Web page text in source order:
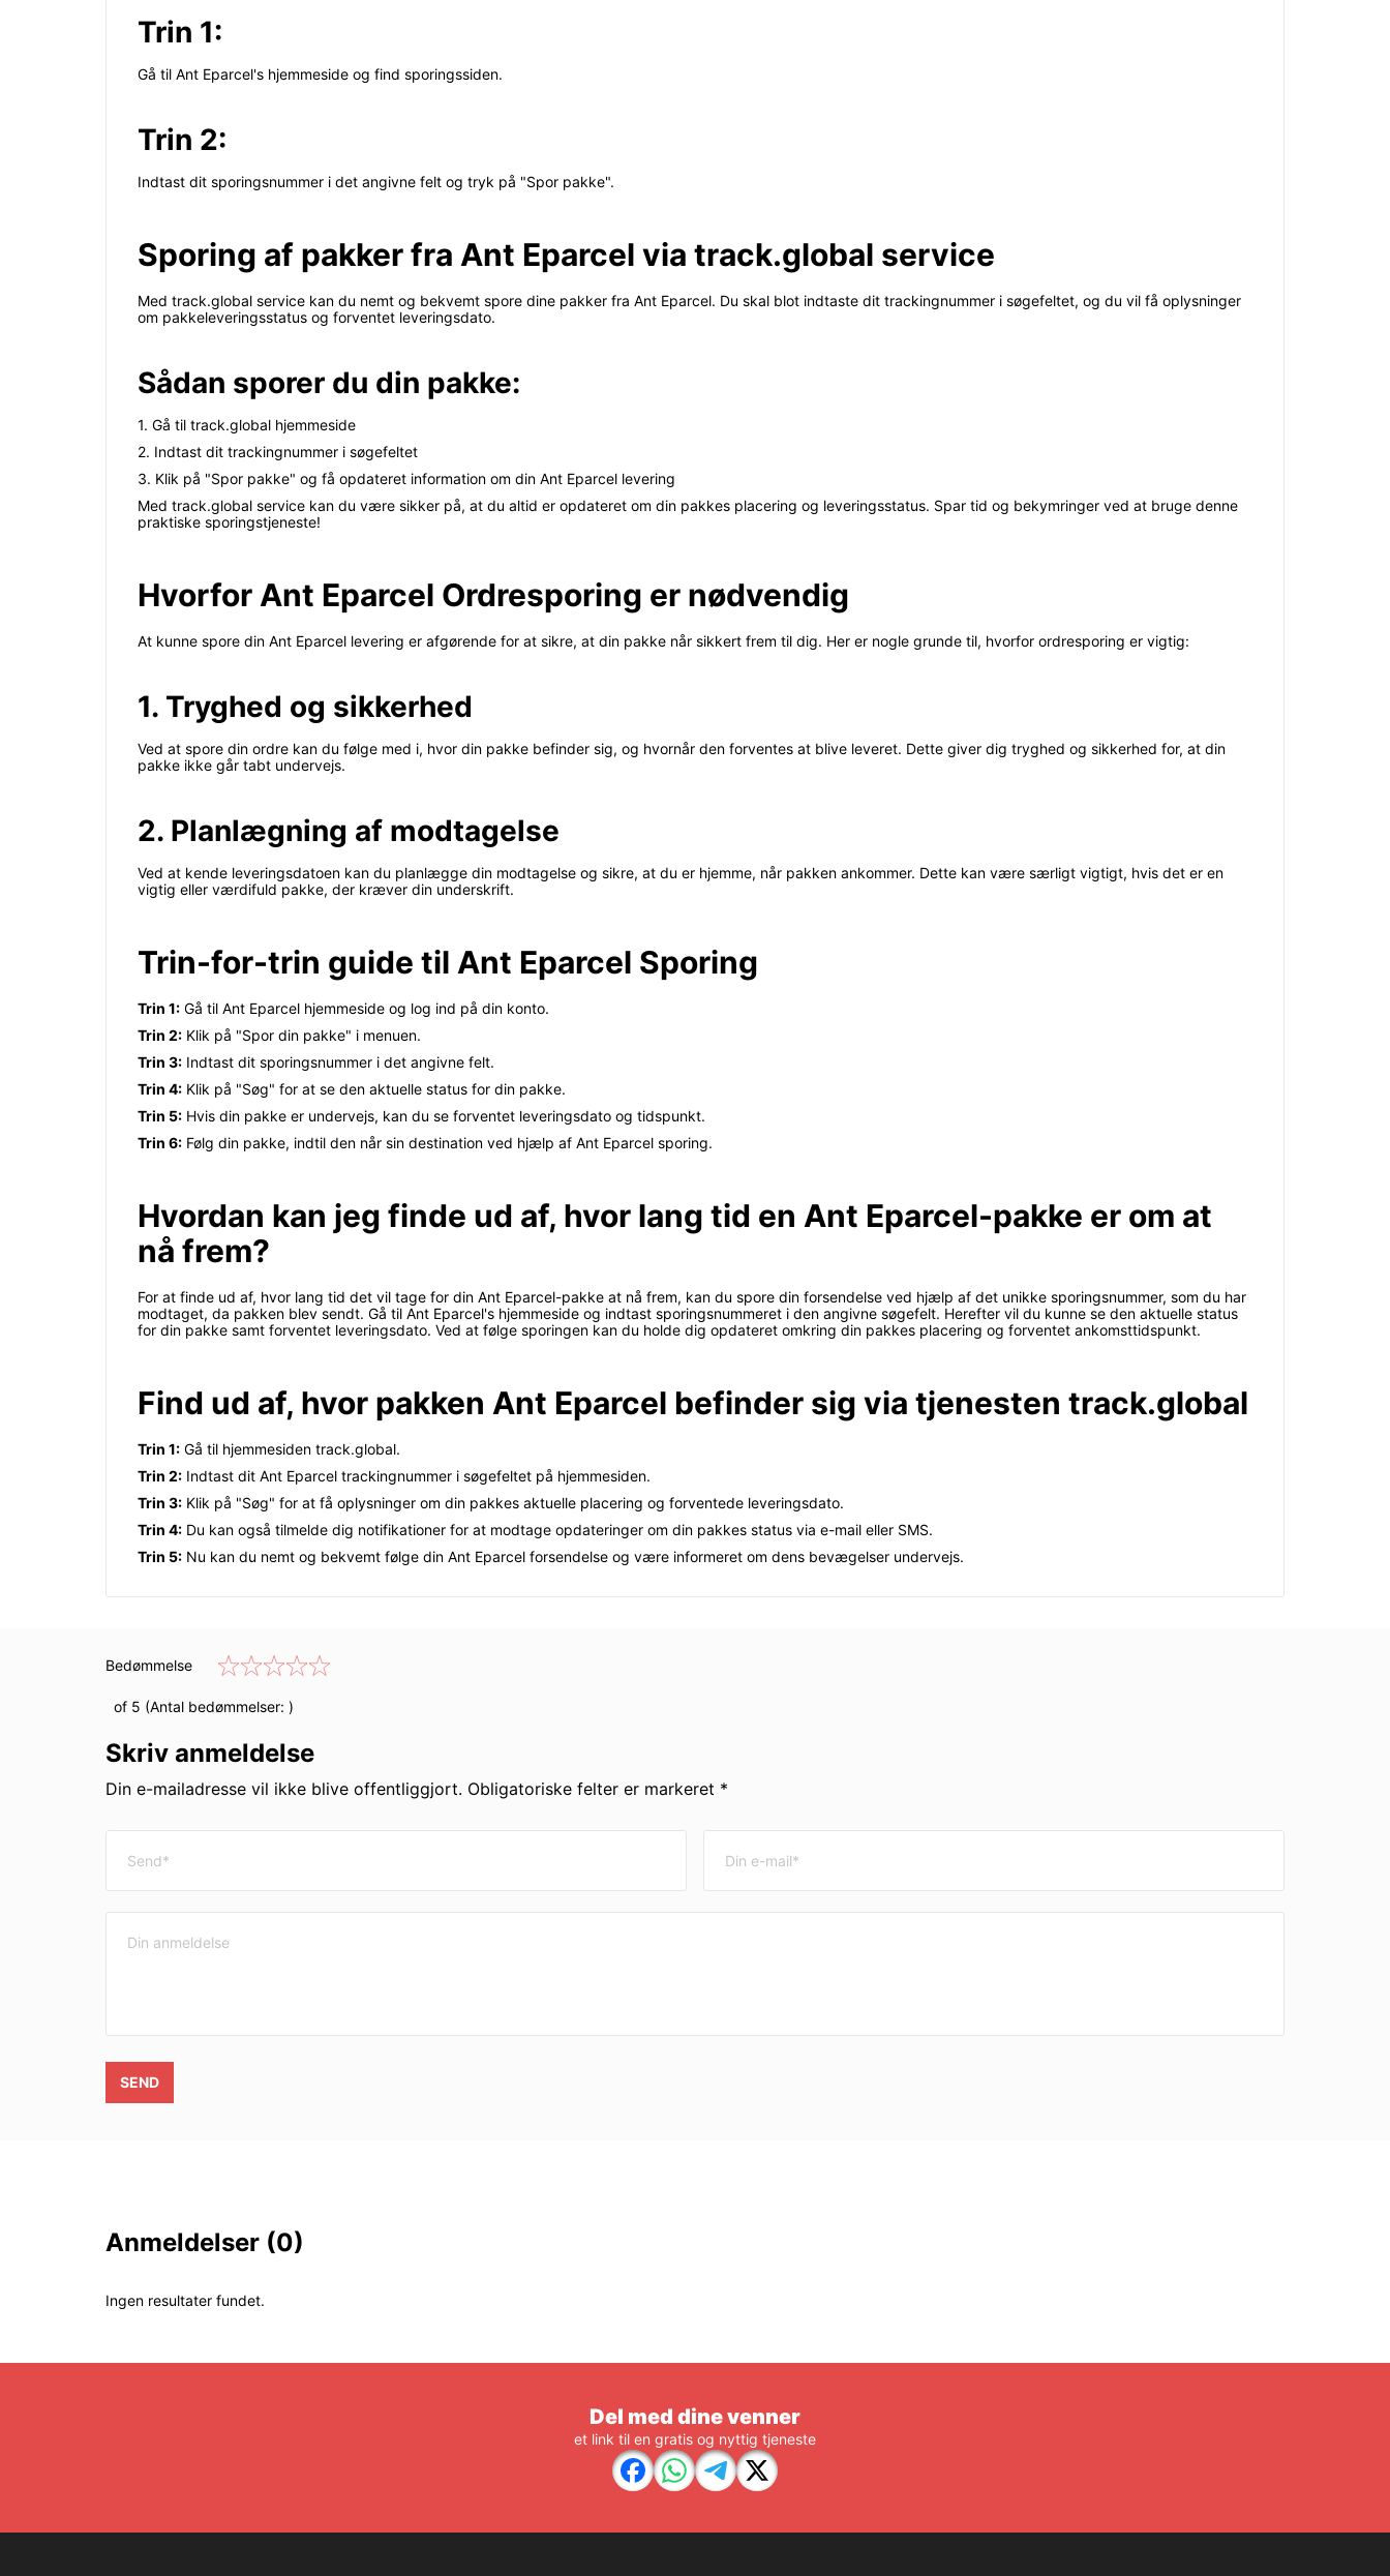
Trin 1:
Gå til Ant Eparcel's hjemmeside og find sporingssiden.
Trin 2:
Indtast dit sporingsnummer i det angivne felt og tryk på "Spor pakke".
Sporing af pakker fra Ant Eparcel via track.global service
Med track.global service kan du nemt og bekvemt spore dine pakker fra Ant Eparcel. Du skal blot indtaste dit trackingnummer i søgefeltet, og du vil få oplysninger
om pakkeleveringsstatus og forventet leveringsdato.
Sådan sporer du din pakke:
1. Gå til track.global hjemmeside
2. Indtast dit trackingnummer i søgefeltet
3. Klik på "Spor pakke" og få opdateret information om din Ant Eparcel levering
Med track.global service kan du være sikker på, at du altid er opdateret om din pakkes placering og leveringsstatus. Spar tid og bekymringer ved at bruge denne
praktiske sporingstjeneste!
Hvorfor Ant Eparcel Ordresporing er nødvendig
At kunne spore din Ant Eparcel levering er afgørende for at sikre, at din pakke når sikkert frem til dig. Her er nogle grunde til, hvorfor ordresporing er vigtig:
1. Tryghed og sikkerhed
Ved at spore din ordre kan du følge med i, hvor din pakke befinder sig, og hvornår den forventes at blive leveret. Dette giver dig tryghed og sikkerhed for, at din
pakke ikke går tabt undervejs.
2. Planlægning af modtagelse
Ved at kende leveringsdatoen kan du planlægge din modtagelse og sikre, at du er hjemme, når pakken ankommer. Dette kan være særligt vigtigt, hvis det er en
vigtig eller værdifuld pakke, der kræver din underskrift.
Trin-for-trin guide til Ant Eparcel Sporing
Trin 1: Gå til Ant Eparcel hjemmeside og log ind på din konto.
Trin 2: Klik på "Spor din pakke" i menuen.
Trin 3: Indtast dit sporingsnummer i det angivne felt.
Trin 4: Klik på "Søg" for at se den aktuelle status for din pakke.
Trin 5: Hvis din pakke er undervejs, kan du se forventet leveringsdato og tidspunkt.
Trin 6: Følg din pakke, indtil den når sin destination ved hjælp af Ant Eparcel sporing.
Hvordan kan jeg finde ud af, hvor lang tid en Ant Eparcel-pakke er om at
nå frem?
For at finde ud af, hvor lang tid det vil tage for din Ant Eparcel-pakke at nå frem, kan du spore din forsendelse ved hjælp af det unikke sporingsnummer, som du har
modtaget, da pakken blev sendt. Gå til Ant Eparcel's hjemmeside og indtast sporingsnummeret i den angivne søgefelt. Herefter vil du kunne se den aktuelle status
for din pakke samt forventet leveringsdato. Ved at følge sporingen kan du holde dig opdateret omkring din pakkes placering og forventet ankomsttidspunkt.
Find ud af, hvor pakken Ant Eparcel befinder sig via tjenesten track.global
Trin 1: Gå til hjemmesiden track.global.
Trin 2: Indtast dit Ant Eparcel trackingnummer i søgefeltet på hjemmesiden.
Trin 3: Klik på "Søg" for at få oplysninger om din pakkes aktuelle placering og forventede leveringsdato.
Trin 4: Du kan også tilmelde dig notifikationer for at modtage opdateringer om din pakkes status via e-mail eller SMS.
Trin 5: Nu kan du nemt og bekvemt følge din Ant Eparcel forsendelse og være informeret om dens bevægelser undervejs.
Bedømmelse
of 5 (Antal bedømmelser: )
Skriv anmeldelse
Din e-mailadresse vil ikke blive offentliggjort. Obligatoriske felter er markeret *
SEND
Anmeldelser (0)
Ingen resultater fundet.
Del med dine venner
et link til en gratis og nyttig tjeneste